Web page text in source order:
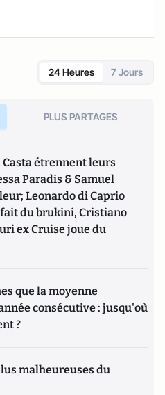
24 Heures 7 Jours
PLUS PARTAGES
étrennent leurs
Paradis & Samuel
Leonardo di Caprio
du brukini, Cristiano
ex Cruise joue du
que la moyenne
consécutive : jusqu'où
?
malheureuses du